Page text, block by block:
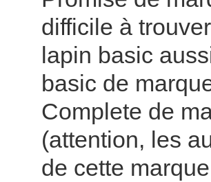
difficile à
lapin basic
basic de
Complete de
(attention, les
de cette